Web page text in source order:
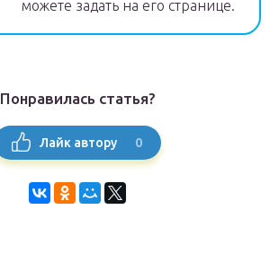
можете задать на его странице.
Понравилась статья?
Лайк автору 0